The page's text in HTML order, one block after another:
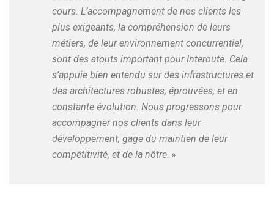
cours. L’accompagnement de nos clients les
plus exigeants, la compréhension de leurs
métiers, de leur environnement concurrentiel,
sont des atouts important pour Interoute. Cela
s’appuie bien entendu sur des infrastructures et
des architectures robustes, éprouvées, et en
constante évolution. Nous progressons pour
accompagner nos clients dans leur
développement, gage du maintien de leur
compétitivité, et de la nôtre. »